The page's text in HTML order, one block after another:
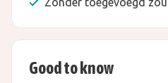
Good to know